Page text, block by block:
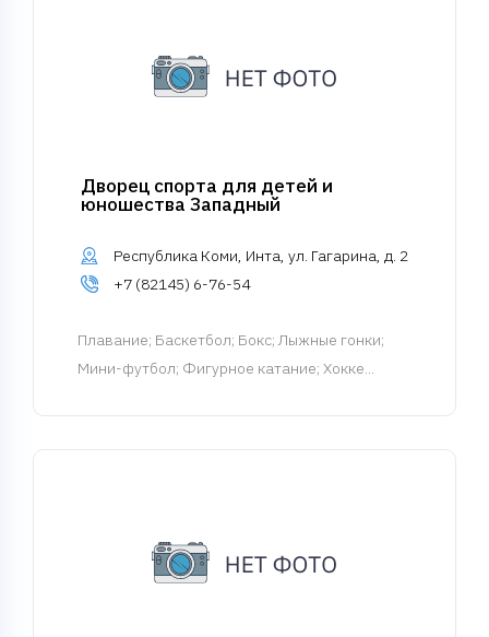
Дворец спорта для детей и
юношества Западный
Республика Коми, Инта, ул. Гагарина, д. 2
+7 (82145) 6-76-54
Плавание; Баскетбол; Бокс; Лыжные гонки;
Мини-футбол; Фигурное катание; Хокке...